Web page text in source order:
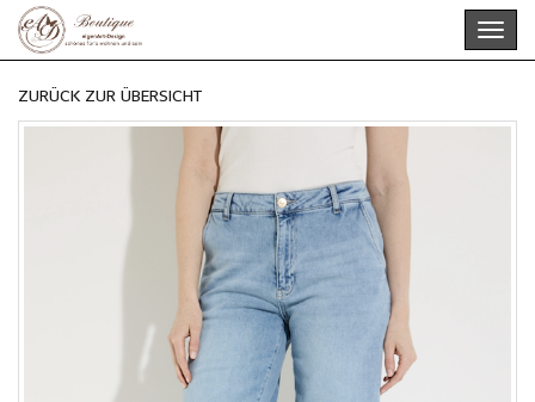
Skip
main
ZURÜCK ZUR ÜBERSICHT